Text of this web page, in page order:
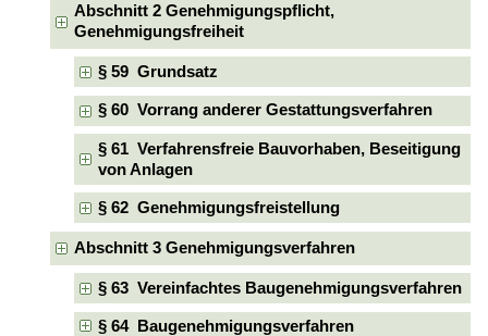
Abschnitt 2 Genehmigungspflicht,
Genehmigungsfreiheit
§ 59 Grundsatz
§ 60 Vorrang anderer Gestattungsverfahren
§ 61 Verfahrensfreie Bauvorhaben, Beseitigung
von Anlagen
§ 62 Genehmigungsfreistellung
Abschnitt 3 Genehmigungsverfahren
§ 63 Vereinfachtes Baugenehmigungsverfahren
§ 64 Baugenehmigungsverfahren